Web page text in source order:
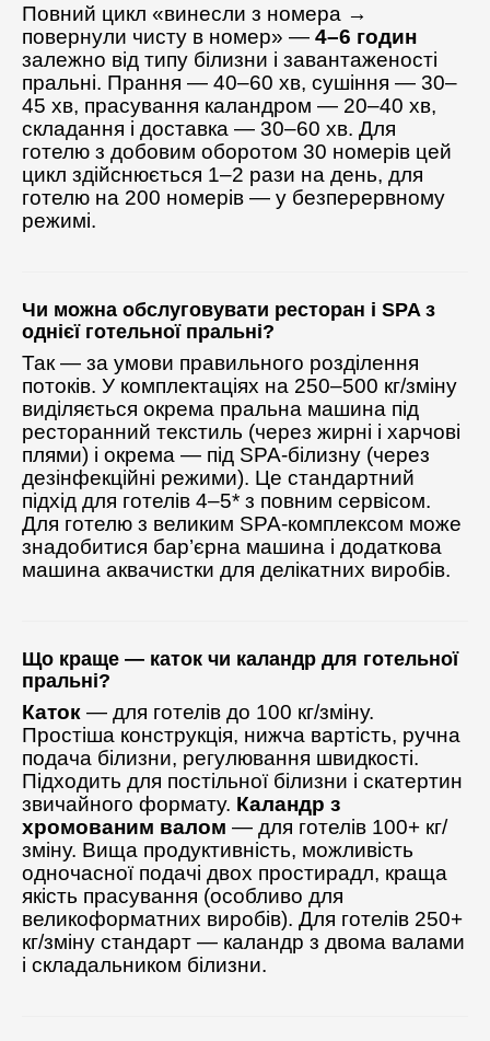
Повний цикл «винесли з номера →
повернули чисту в номер» — 4–6 годин
залежно від типу білизни і завантаженості
пральні. Прання — 40–60 хв, сушіння — 30–
45 хв, прасування каландром — 20–40 хв,
складання і доставка — 30–60 хв. Для
готелю з добовим оборотом 30 номерів цей
цикл здійснюється 1–2 рази на день, для
готелю на 200 номерів — у безперервному
режимі.
Чи можна обслуговувати ресторан і SPA з
однієї готельної пральні?
Так — за умови правильного розділення
потоків. У комплектаціях на 250–500 кг/зміну
виділяється окрема пральна машина під
ресторанний текстиль (через жирні і харчові
плями) і окрема — під SPA-білизну (через
дезінфекційні режими). Це стандартний
підхід для готелів 4–5* з повним сервісом.
Для готелю з великим SPA-комплексом може
знадобитися бар’єрна машина і додаткова
машина аквачистки для делікатних виробів.
Що краще — каток чи каландр для готельної
пральні?
Каток — для готелів до 100 кг/зміну.
Простіша конструкція, нижча вартість, ручна
подача білизни, регулювання швидкості.
Підходить для постільної білизни і скатертин
звичайного формату. Каландр з
хромованим валом — для готелів 100+ кг/
зміну. Вища продуктивність, можливість
одночасної подачі двох простирадл, краща
якість прасування (особливо для
великоформатних виробів). Для готелів 250+
кг/зміну стандарт — каландр з двома валами
і складальником білизни.